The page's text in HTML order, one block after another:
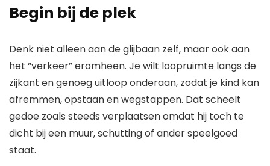
Begin bij de plek
Denk niet alleen aan de glijbaan zelf, maar ook aan
het “verkeer” eromheen. Je wilt loopruimte langs de
zijkant en genoeg uitloop onderaan, zodat je kind kan
afremmen, opstaan en wegstappen. Dat scheelt
gedoe zoals steeds verplaatsen omdat hij toch te
dicht bij een muur, schutting of ander speelgoed
staat.